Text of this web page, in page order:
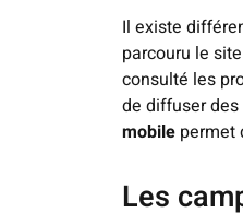
Il existe
parcouru le
consulté les
de diffuser des
mobile permet
Les